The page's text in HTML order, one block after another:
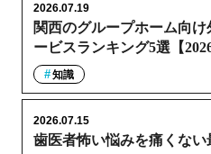
関西のグループホーム向
ービスランキング5選【
2026.07.19
知識
歯医者怖い悩みを痛くない
2026.07.15